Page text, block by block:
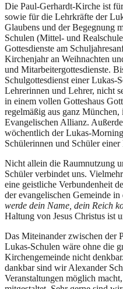
Die Paul-Gerhardt-Kirche ist
sowie für die Lehrkräfte der
Glaubens und der Begegnung
Schulen (Mittel- und
Gottesdienste am
Kirchenjahr an Weihnachten
und Mitarbeitergottesdienste.
Schulgottesdienst einer Lukas-
Lehrerinnen und Lehrer, nicht
in einem vollen Gotteshaus
regelmäßig aus ganz
Evangelischen Allianz.
wöchentlich der Lukas-
Schülerinnen und Schüler
Nicht allein die Raumnutzung
Schüler verbindet uns.
eine geistliche Verbundenheit
der evangelischen Gemeinde
werde dein Name, dein Reich
Haltung von Jesus Christus ist
Das Miteinander zwischen der
Lukas-Schulen wäre ohne die
Kirchengemeinde nicht
dankbar sind wir Alexander
Veranstaltungen möglich